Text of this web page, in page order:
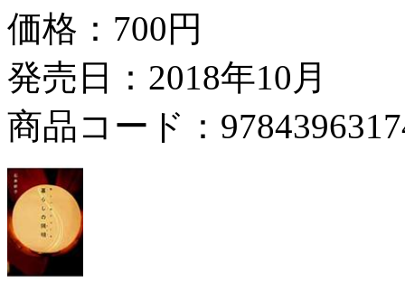
価格： 700円
発売日：2018年10月
商品コード：